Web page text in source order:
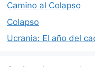
Camino al Colapso
Colapso
Ucrania: El año del